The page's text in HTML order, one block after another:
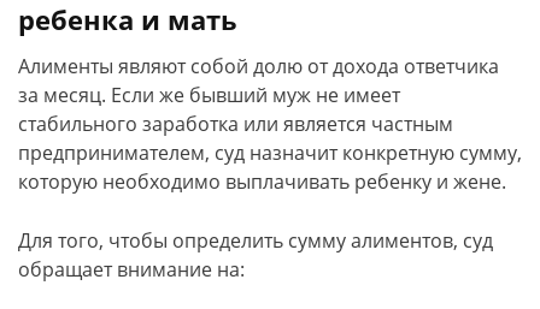
ребенка и мать
Алименты являют собой долю от дохода ответчика
за месяц. Если же бывший муж не имеет
стабильного заработка или является частным
предпринимателем, суд назначит конкретную сумму,
которую необходимо выплачивать ребенку и жене.
Для того, чтобы определить сумму алиментов, суд
обращает внимание на: